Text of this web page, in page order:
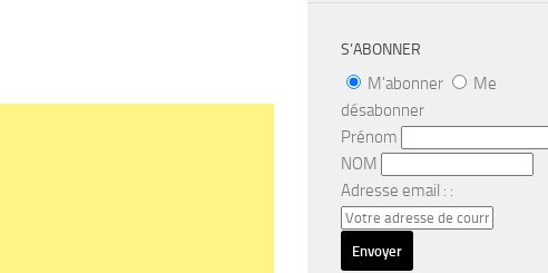
S’ABONNER
M'abonner
Me
désabonner
Prénom
NOM
Adresse email : :